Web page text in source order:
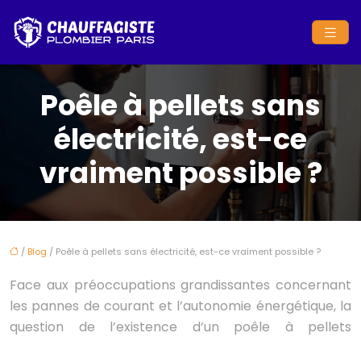
Poêle à pellets sans
électricité, est-ce
vraiment possible ?
/ Blog / Poêle à pellets sans électricité, est-ce vraiment possible ?
Face aux préoccupations grandissantes concernant
les pannes de courant et l’autonomie énergétique, la
question de l’existence d’un poêle à pellets